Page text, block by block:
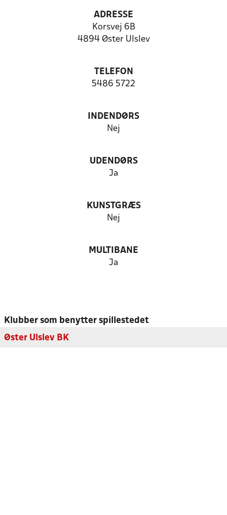
ADRESSE
Korsvej 6B
4894 Øster Ulslev
TELEFON
5486 5722
INDENDØRS
Nej
UDENDØRS
Ja
KUNSTGRÆS
Nej
MULTIBANE
Ja
Klubber som benytter spillestedet
Øster Ulslev BK